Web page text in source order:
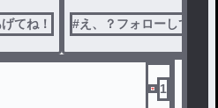
てね！ #え、？フォローしてる
1